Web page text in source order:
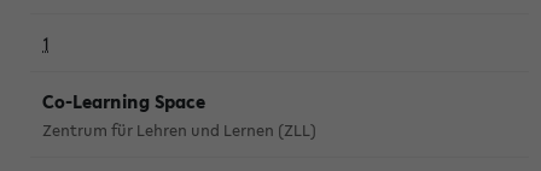
1
Co-Learning Space
Zentrum für Lehren und Lernen (ZLL)